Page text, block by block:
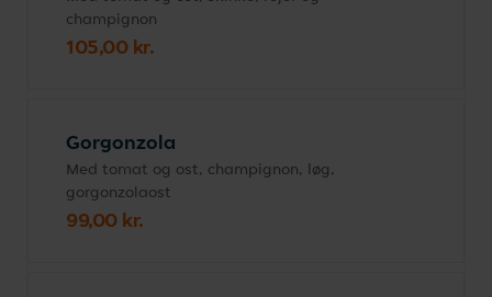
champignon
105,00 kr.
Gorgonzola
Med tomat og ost, champignon, løg,
gorgonzolaost
99,00 kr.